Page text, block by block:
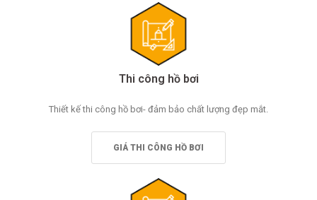
Thi công hồ bơi
Thiết kế thi công hồ bơi- đảm bảo chất lượng đẹp mắt.
GIÁ THI CÔNG HỒ BƠI